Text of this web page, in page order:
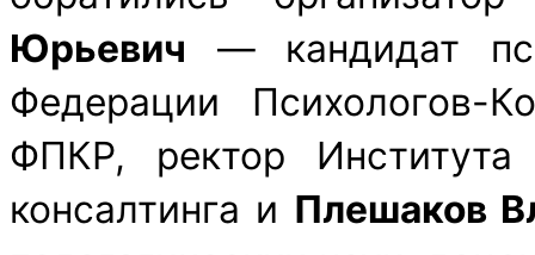
Юрьевич — кандидат
Федерации Психологов-
ФПКР, ректор Института
консалтинга и Плешаков